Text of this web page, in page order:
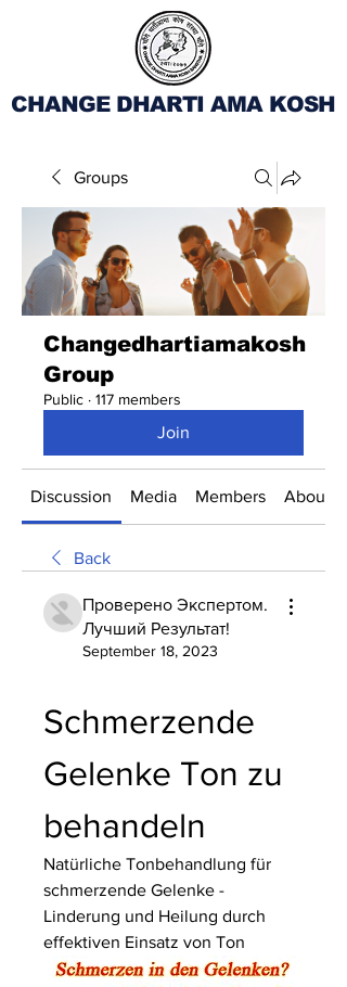
CHANGE DHARTI AMA KOSH
Groups
Changedhartiamakosh
Group
Public · 117 members
Join
Discussion Media Members About
Back
Проверено Экспертом.
Лучший Результат!
September 18, 2023
Schmerzende
Gelenke Ton zu
behandeln
Natürliche Tonbehandlung für
schmerzende Gelenke -
Linderung und Heilung durch
effektiven Einsatz von Ton